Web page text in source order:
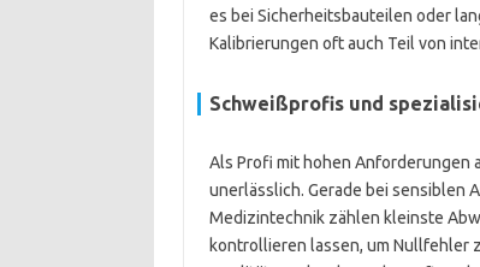
es bei Sicherheitsbauteilen oder
Kalibrierungen oft auch Teil von
Schweißprofis und
Als Profi mit hohen Anforderungen
unerlässlich. Gerade bei sensiblen
Medizintechnik zählen kleinste
kontrollieren lassen, um Nullfehler